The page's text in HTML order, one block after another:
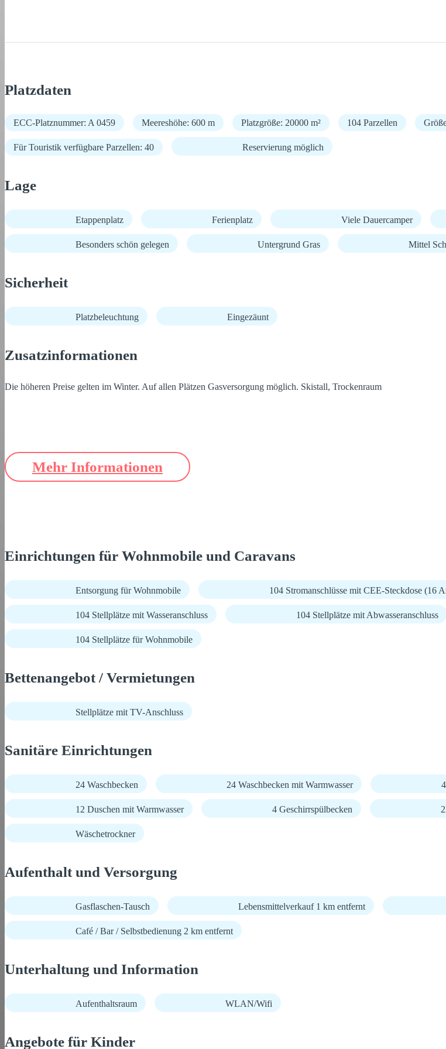
Platzdaten
ECC-Platznummer: A 0459 Meereshöhe: 600 m Platzgröße: 20000 m² 104 Parzellen
Für Touristik verfügbare Parzellen: 40 Reservierung möglich
Lage
Etappenplatz Ferienplatz Viele Dauercamper
Besonders schön gelegen Untergrund Gras Mittel
Sicherheit
Platzbeleuchtung Eingezäunt
Zusatzinformationen
Die höheren Preise gelten im Winter. Auf allen Plätzen Gasversorgung möglich. Skistall, Trockenraum
Mehr Informationen
Einrichtungen für Wohnmobile und Caravans
Entsorgung für Wohnmobile 104 Stromanschlüsse mit CEE-Steckdose (16
104 Stellplätze mit Wasseranschluss 104 Stellplätze mit Abwasseranschluss
104 Stellplätze für Wohnmobile
Bettenangebot / Vermietungen
Stellplätze mit TV-Anschluss
Sanitäre Einrichtungen
24 Waschbecken 24 Waschbecken mit Warmwasser
12 Duschen mit Warmwasser 4 Geschirrspülbecken
Wäschetrockner
Aufenthalt und Versorgung
Gasflaschen-Tausch Lebensmittelverkauf 1 km entfernt
Café / Bar / Selbstbedienung 2 km entfernt
Unterhaltung und Information
Aufenthaltsraum WLAN/Wifi
Angebote für Kinder